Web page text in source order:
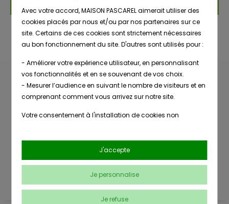
Nombreuses
références
Livraison
retrait
clients
sécurisé
Avec votre accord, MAISON PASCAREL aimerait utiliser des
cookies placés par nous et/ou par nos partenaires sur ce
site. Certains de ces cookies sont strictement nécessaires
au bon fonctionnement du site. D'autres sont utilisés pour :
- Améliorer votre expérience utilisateur, en personnalisant
vos fonctionnalités et en se souvenant de vos choix.
- Mesurer l’audience en suivant le nombre de visiteurs et en
comprenant comment vous arrivez sur notre site.
Votre consentement à l'installation de cookies non
J'accepte
Je personnalise
Je refuse